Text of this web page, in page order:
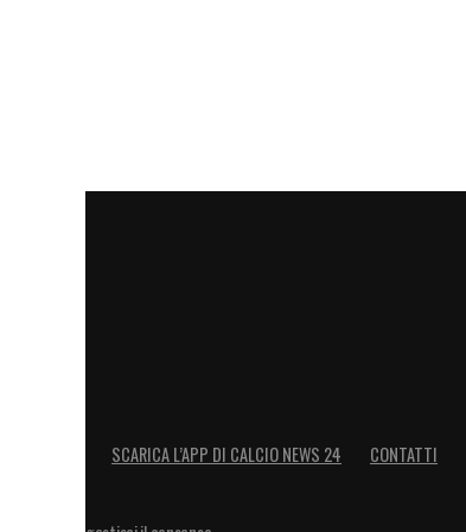
SCARICA L’APP DI CALCIO NEWS 24 CONTATTI